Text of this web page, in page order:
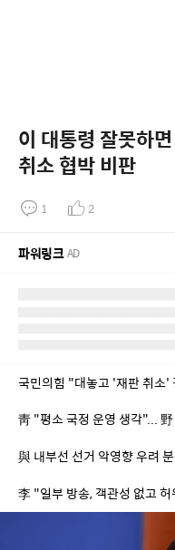
이 대통령 잘못하
취소 협박 비판
1 2
파워링크AD
국민의힘 "대놓고 '재판 취소'
靑 "평소 국정 운영 생각"...
與 내부선 선거 악영향 우려
李 "일부 방송, 객관성 없고